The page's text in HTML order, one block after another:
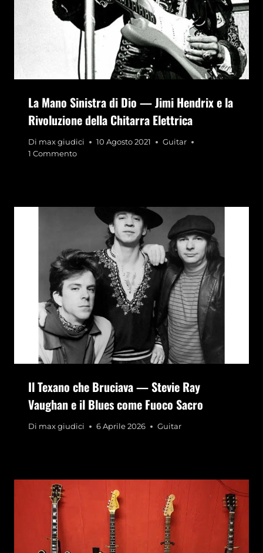
La Mano Sinistra di Dio — Jimi Hendrix e la
Rivoluzione della Chitarra Elettrica
Di max giudici 10 Agosto 2021
Guitar
1 Commento
Il Texano che Bruciava — Stevie Ray
Vaughan e il Blues come Fuoco Sacro
Di max giudici 6 Aprile 2026 Guitar